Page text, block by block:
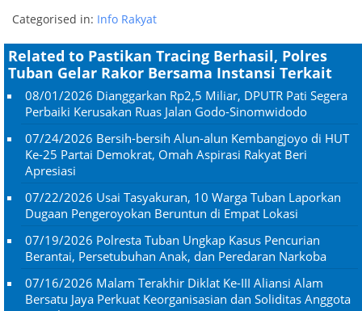
Categorised in: Info Rakyat
Related to Pastikan Tracing Berhasil, Polres
Tuban Gelar Rakor Bersama Instansi Terkait
08/01/2026 Dianggarkan Rp2,5 Miliar, DPUTR Pati Segera
Perbaiki Kerusakan Ruas Jalan Godo-Sinomwidodo
07/24/2026 Bersih-bersih Alun-alun Kembangjoyo di HUT
Ke-25 Partai Demokrat, Omah Aspirasi Rakyat Beri
Apresiasi
07/22/2026 Usai Tasyakuran, 10 Warga Tuban Laporkan
Dugaan Pengeroyokan Beruntun di Empat Lokasi
07/19/2026 Polresta Tuban Ungkap Kasus Pencurian
Berantai, Persetubuhan Anak, dan Peredaran Narkoba
07/16/2026 Malam Terakhir Diklat Ke-III Aliansi Alam
Bersatu Jaya Perkuat Keorganisasian dan Soliditas Anggota